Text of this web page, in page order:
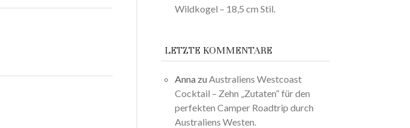
Wildkogel – 18,5 cm Stil.
LETZTE KOMMENTARE
Anna zu Australiens Westcoast
Cocktail – Zehn „Zutaten“ für den
perfekten Camper Roadtrip durch
Australiens Westen.